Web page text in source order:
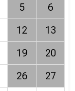
5
6
12
13
19
20
26
27